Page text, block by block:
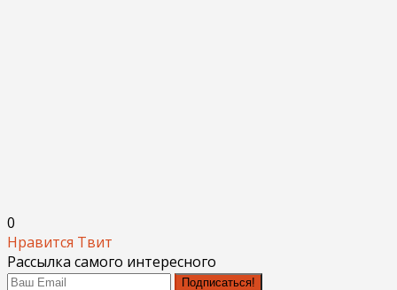
0
Нравится Твит
Рассылка самого интересного
Подписаться!